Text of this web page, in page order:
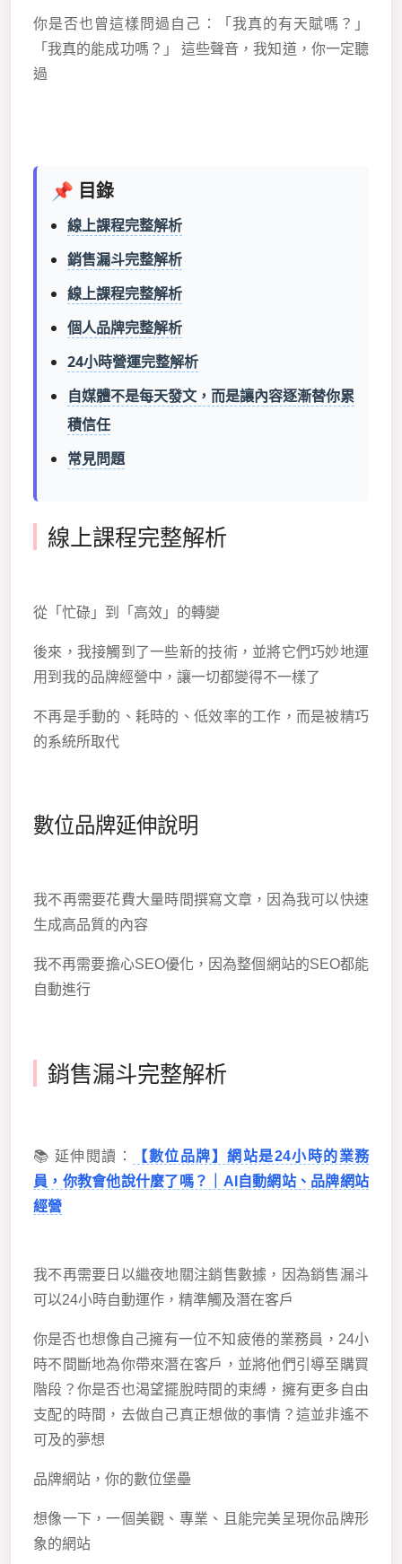
你是否也曾這樣問過自己：「我真的有天賦嗎？」
「我真的能成功嗎？」 這些聲音，我知道，你一定聽
過
📌 目錄
線上課程完整解析
銷售漏斗完整解析
線上課程完整解析
個人品牌完整解析
24小時營運完整解析
自媒體不是每天發文，而是讓內容逐漸替你累
積信任
常見問題
線上課程完整解析
從「忙碌」到「高效」的轉變
後來，我接觸到了一些新的技術，並將它們巧妙地運
用到我的品牌經營中，讓一切都變得不一樣了
不再是手動的、耗時的、低效率的工作，而是被精巧
的系統所取代
數位品牌延伸說明
我不再需要花費大量時間撰寫文章，因為我可以快速
生成高品質的內容
我不再需要擔心SEO優化，因為整個網站的SEO都能
自動進行
銷售漏斗完整解析
📚 延伸閱讀：
【數位品牌】網站是24小時的業務
員，你教會他說什麼了嗎？｜AI自動網站、品牌網站
經營
我不再需要日以繼夜地關注銷售數據，因為銷售漏斗
可以24小時自動運作，精準觸及潛在客戶
你是否也想像自己擁有一位不知疲倦的業務員，24小
時不間斷地為你帶來潛在客戶，並將他們引導至購買
階段？你是否也渴望擺脫時間的束縛，擁有更多自由
支配的時間，去做自己真正想做的事情？這並非遙不
可及的夢想
品牌網站，你的數位堡壘
想像一下，一個美觀、專業、且能完美呈現你品牌形
象的網站